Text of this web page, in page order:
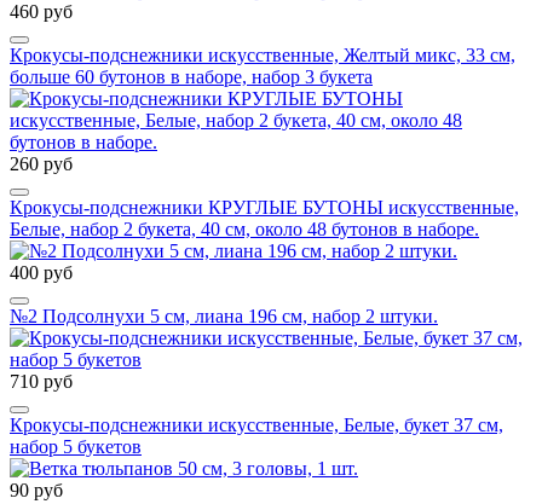
460 руб
Крокусы-подснежники искусственные, Желтый микс, 33 см,
больше 60 бутонов в наборе, набор 3 букета
260 руб
Крокусы-подснежники КРУГЛЫЕ БУТОНЫ искусственные,
Белые, набор 2 букета, 40 см, около 48 бутонов в наборе.
400 руб
№2 Подсолнухи 5 см, лиана 196 см, набор 2 штуки.
710 руб
Крокусы-подснежники искусственные, Белые, букет 37 см,
набор 5 букетов
90 руб